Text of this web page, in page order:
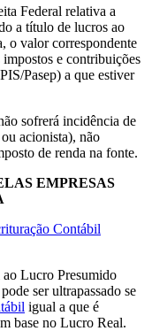
Federal relativa a
a título de lucros ao
o valor correspondente
e contribuições
Pasep) a que estiver
sofrerá incidência de
acionista), não
de renda na fonte.
EMPRESAS
Contábil
Lucro Presumido
ser ultrapassado se
igual a que é
base no Lucro Real.